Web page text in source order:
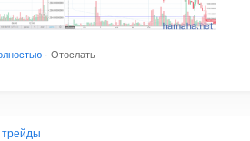
· Отослать
трейды